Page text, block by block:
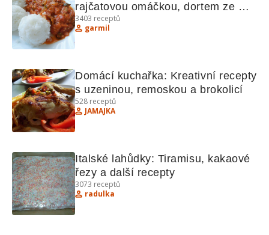
rajčatovou omáčkou, dortem ze
smetany a dalšími recepty
3403 receptů
garmil
Domácí kuchařka: Kreativní recepty
s uzeninou, remoskou a brokolicí
528 receptů
JAMAJKA
Italské lahůdky: Tiramisu, kakaové
řezy a další recepty
3073 receptů
radulka